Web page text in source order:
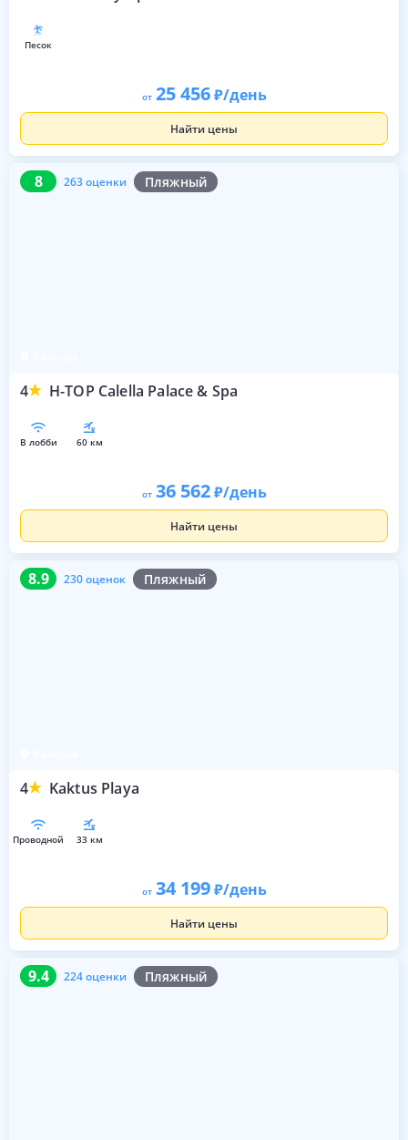
песок
от 25 456 /день
Найти цены
8 263 оценки Пляжный
4 H-TOP Calella Palace & Spa
8 263 оценки
в лобби 60 км
от 36 562 /день
Найти цены
8.9 230 оценок Пляжный
4 Kaktus Playa
8.9 230 оценок
проводной 33 км
от 34 199 /день
Найти цены
9.4 224 оценки Пляжный
9.4 224 оценки